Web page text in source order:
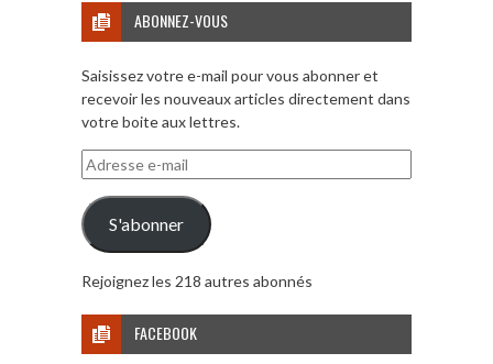
ABONNEZ-VOUS
Saisissez votre e-mail pour vous abonner et
recevoir les nouveaux articles directement dans
votre boite aux lettres.
Adresse
e-
mail
S'abonner
Rejoignez les 218 autres abonnés
FACEBOOK